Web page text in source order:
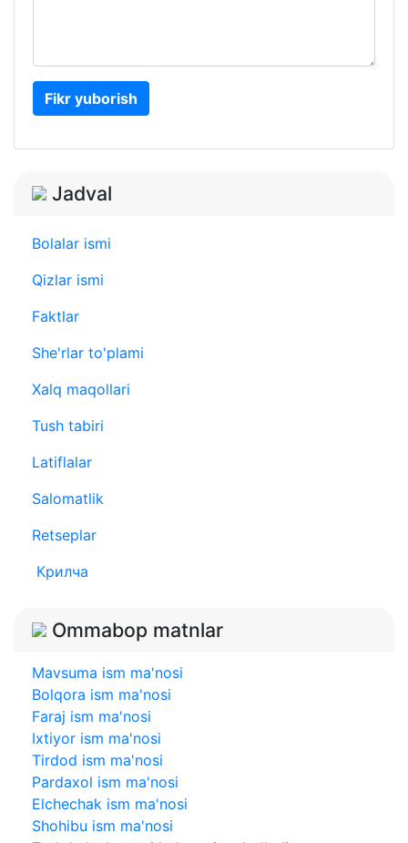
Fikr yuborish
Jadval
Bolalar ismi
Qizlar ismi
Faktlar
She'rlar to'plami
Xalq maqollari
Tush tabiri
Latiflalar
Salomatlik
Retseplar
Крилча
Ommabop matnlar
Mavsuma ism ma'nosi
Bolqora ism ma'nosi
Faraj ism ma'nosi
Ixtiyor ism ma'nosi
Tirdod ism ma'nosi
Pardaxol ism ma'nosi
Elchechak ism ma'nosi
Shohibu ism ma'nosi